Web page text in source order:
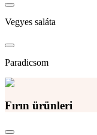
Vegyes saláta
Paradicsom
Fırın ürünleri